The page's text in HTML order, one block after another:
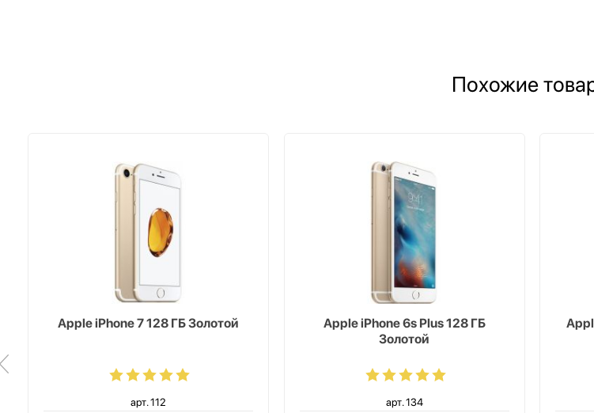
Похожие
Apple iPhone 7 128 ГБ Золотой
арт. 112
Apple iPhone 6s Plus 128 ГБ
Золотой
арт. 134